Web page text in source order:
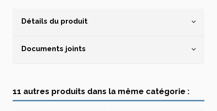
Détails du produit
Documents joints
11 autres produits dans la même catégorie :